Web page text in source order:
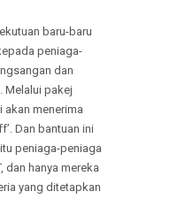
baru-baru
peniaga-
dan
Melalui pakej
akan menerima
Dan bantuan ini
peniaga-peniaga
dan hanya mereka
yang ditetapkan